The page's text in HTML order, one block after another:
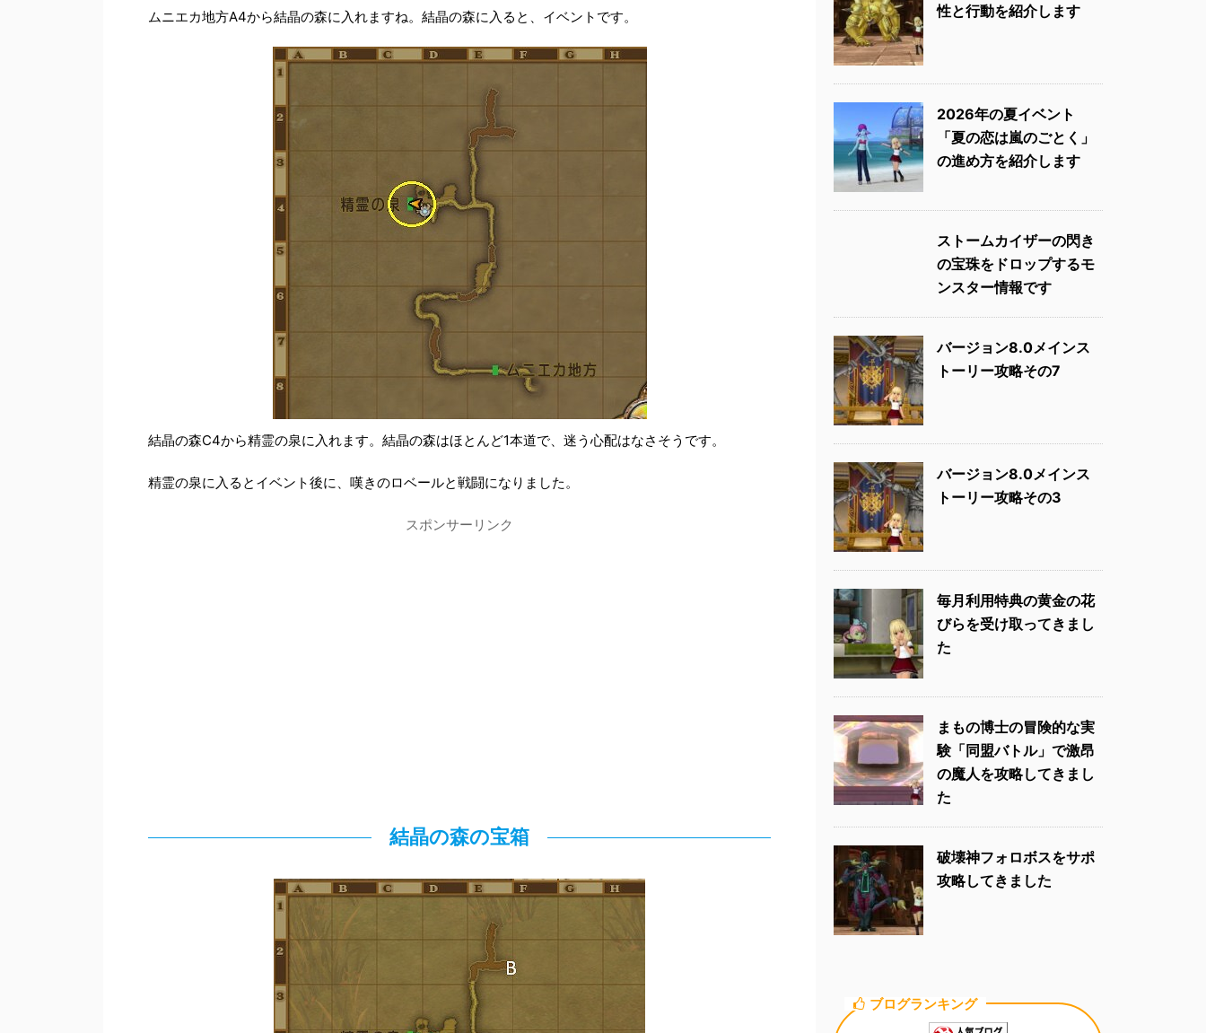
ムニエカ地方A4から結晶の森に入れますね。結晶の森に入ると、イベントです。
結晶の森C4から精霊の泉に入れます。結晶の森はほとんど1本道で、迷う心配はなさそうです。
精霊の泉に入るとイベント後に、嘆きのロベールと戦闘になりました。
スポンサーリンク
結晶の森の宝箱
性と行動を紹介します
2026年の夏イベント
「夏の恋は嵐のごとく」
の進め方を紹介します
ストームカイザーの閃き
の宝珠をドロップするモ
ンスター情報です
バージョン8.0メインス
トーリー攻略その7
バージョン8.0メインス
トーリー攻略その3
毎月利用特典の黄金の花
びらを受け取ってきまし
た
まもの博士の冒険的な実
験「同盟バトル」で激昂
の魔人を攻略してきまし
た
破壊神フォロボスをサポ
攻略してきました
ブログランキング